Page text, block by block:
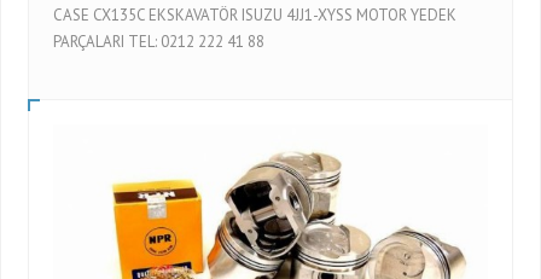
CASE CX135C EKSKAVATÖR ISUZU 4JJ1-XYSS MOTOR YEDEK
PARÇALARI TEL: 0212 222 41 88